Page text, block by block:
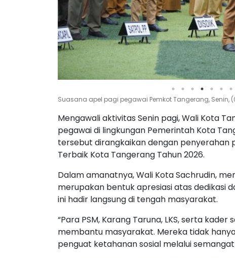
Suasana apel pagi pegawai Pemkot Tangerang, Senin,
Mengawali aktivitas Senin pagi, Wali Kota
pegawai di lingkungan Pemerintah Kota
tersebut dirangkaikan dengan penyerahan
Terbaik Kota Tangerang Tahun 2026.
Dalam amanatnya, Wali Kota Sachrudin,
merupakan bentuk apresiasi atas dedikasi
ini hadir langsung di tengah masyarakat.
“Para PSM, Karang Taruna, LKS, serta
membantu masyarakat. Mereka tidak
penguat ketahanan sosial melalui